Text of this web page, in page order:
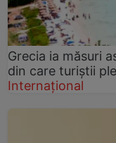
Grecia ia măsuri
din care turiștii
Internațional